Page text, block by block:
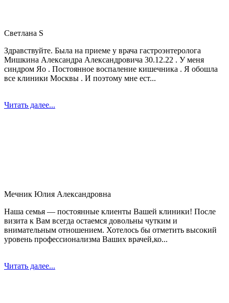
Светлана S
Здравствуйте. Была на приеме у врача гастроэнтеролога
Мишкина Александра Александровича 30.12.22 . У меня
синдром Яо . Постоянное воспаление кишечника . Я обошла
все клиники Москвы . И поэтому мне ест...
Читать далее...
Мечник Юлия Александровна
Наша семья — постоянные клиенты Вашей клиники! После
визита к Вам всегда остаемся довольны чутким и
внимательным отношением. Хотелось бы отметить высокий
уровень профессионализма Ваших врачей,ко...
Читать далее...